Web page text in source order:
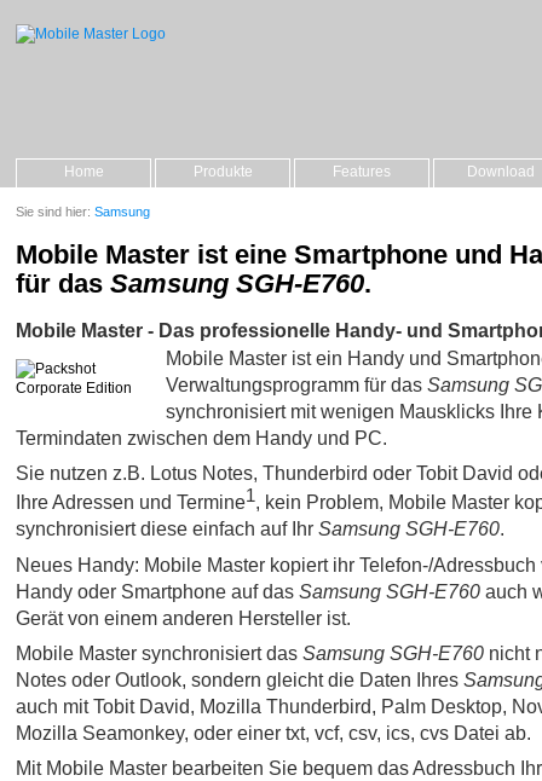
Home Produkte Features Download
Mobile Master ist eine Smartphone und
für das Samsung SGH-E760.
Mobile Master - Das professionelle Handy- und
Mobile Master ist ein Handy und
Verwaltungsprogramm für das Samsung
synchronisiert mit wenigen Mausklicks Ihre
Termindaten zwischen dem Handy und PC.
Sie nutzen z.B. Lotus Notes, Thunderbird oder Tobit David
Ihre Adressen und Termine1, kein Problem, Mobile Master
synchronisiert diese einfach auf Ihr Samsung SGH-E760.
Neues Handy: Mobile Master kopiert ihr Telefon-/Adressbuch
Handy oder Smartphone auf das Samsung SGH-E760 auch
Gerät von einem anderen Hersteller ist.
Mobile Master synchronisiert das Samsung SGH-E760 nicht
Notes oder Outlook, sondern gleicht die Daten Ihres
auch mit Tobit David, Mozilla Thunderbird, Palm Desktop,
Mozilla Seamonkey, oder einer txt, vcf, csv, ics, cvs Datei ab.
Mit Mobile Master bearbeiten Sie bequem das Adressbuch
Sie sind hier: Samsung